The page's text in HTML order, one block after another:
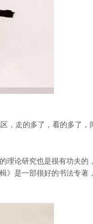
，走的多了，看的多了，
理论研究也是很有功夫的
》是一部很好的书法专著